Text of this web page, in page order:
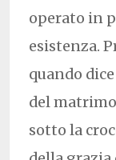
operato in
esistenza.
quando
del
sotto la